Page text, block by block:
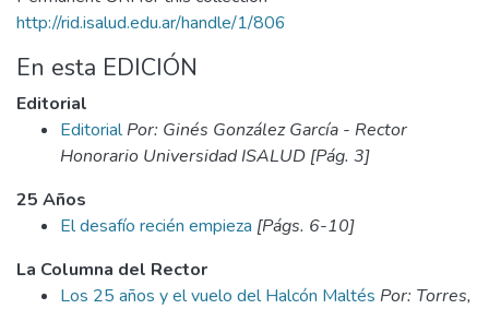
http://rid.isalud.edu.ar/handle/1/806
En esta EDICIÓN
Editorial
EditorialPor: Ginés González García - Rector
Honorario Universidad ISALUD [Pág. 3]
25 Años
El desafío recién empieza [Págs. 6-10]
La Columna del Rector
Los 25 años y el vuelo del Halcón Maltés Por: Torres,